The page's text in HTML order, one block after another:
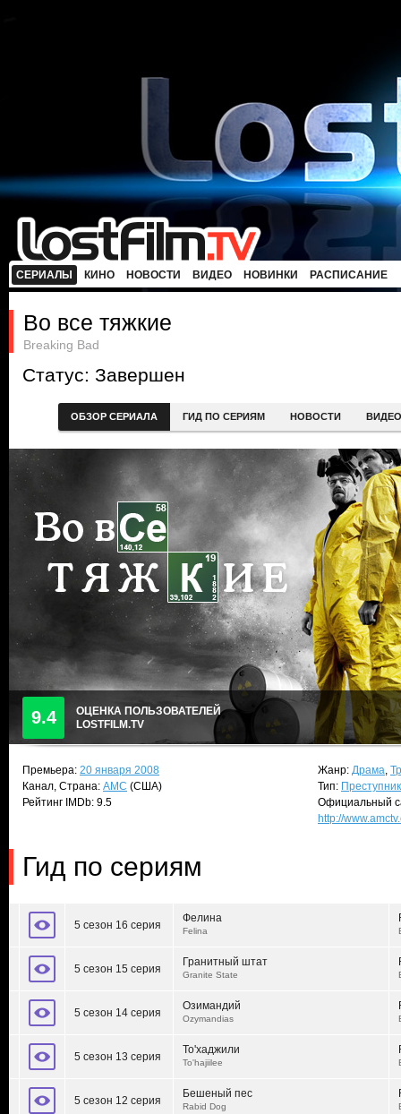
СЕРИАЛЫ КИНО НОВОСТИ ВИДЕО НОВИНКИ РАСПИСАНИЕ
Во все тяжкие
Breaking Bad
Статус: Завершен
ОБЗОР СЕРИАЛА ГИД ПО СЕРИЯМ НОВОСТИ ВИДЕО
9.4
ОЦЕНКА ПОЛЬЗОВАТЕЛЕЙ
LOSTFILM.TV
Премьера: 20 января 2008
Канал, Страна: AMC (США)
Рейтинг IMDb: 9.5
Жанр: Драма,
Тип:
Официальный
http://
Гид по сериям
5 сезон 16 серия
Фелина
Felina
5 сезон 15 серия
Гранитный штат
Granite State
5 сезон 14 серия
Озимандий
Ozymandias
5 сезон 13 серия
То'хаджили
To'hajiilee
5 сезон 12 серия
Бешеный пес
Rabid Dog